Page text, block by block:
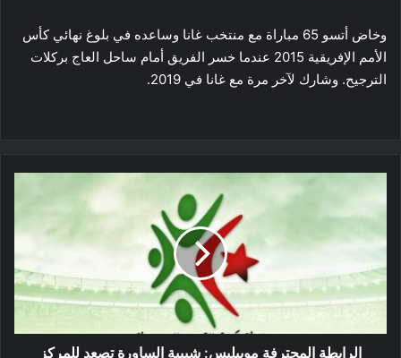
وخاض أتسو 65 مباراة مع منتخب غانا وساعده في بلوغ نهائي ​كأس
الأمم الإفريقية 2015​ عندما خسر الفريق أمام ساحل العاج بركلات
الترجيح. وشارك لآخر مرة مع غانا في 2019.
موبيليس:
شبيبة
تصعد
للمركز
والنسر
السطايفي
الرابطة المحترفة موبيليس: شبيبة الساورة تصعد للمركز